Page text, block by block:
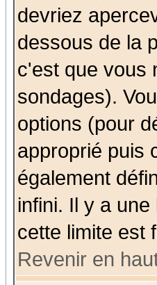
devriez
dessous de la
c'est que vous
sondages).
options (pour
approprié puis
également
infini. Il y a
cette limite est
Revenir en